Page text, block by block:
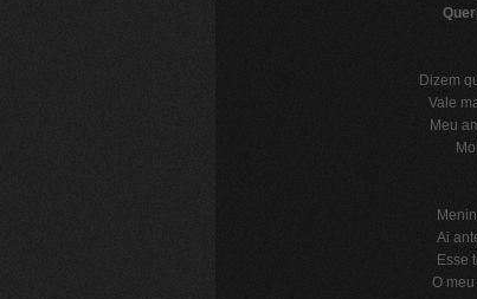
Dizem
Vale
Meu
Ai
Esse
O